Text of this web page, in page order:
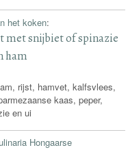
het koken:
met snijbiet of spinazie
ham
rijst, hamvet, kalfsvlees,
kaas, peper,
en ui
Hongaarse